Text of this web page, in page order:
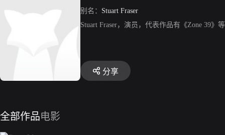
别名： Stuart Fraser
Stuart Fraser，演员，代表作品有《Zone 39》
分享
全部作品电影